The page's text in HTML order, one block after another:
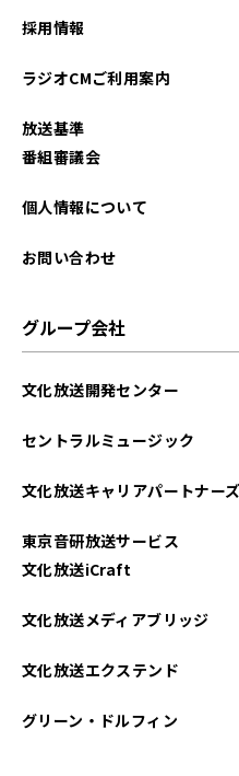
2025年07月
2025年04月
2024年11月
2024年10月
2024年09月
採用情報
ラジオCMご利用案内
放送基準
番組審議会
個人情報について
お問い合わせ
グループ会社
文化放送開発センター
セントラルミュージック
文化放送キャリアパートナーズ
東京音研放送サービス
文化放送iCraft
文化放送メディアブリッジ
文化放送エクステンド
グリーン・ドルフィン